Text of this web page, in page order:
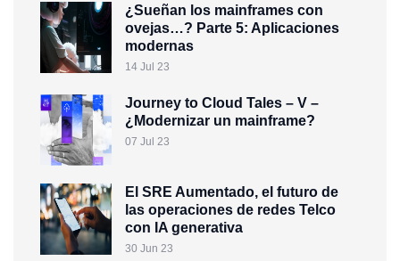
¿Sueñan los mainframes con
ovejas…? Parte 5: Aplicaciones
modernas
14 Jul 23
Journey to Cloud Tales – V –
¿Modernizar un mainframe?
07 Jul 23
El SRE Aumentado, el futuro de
las operaciones de redes Telco
con IA generativa
30 Jun 23